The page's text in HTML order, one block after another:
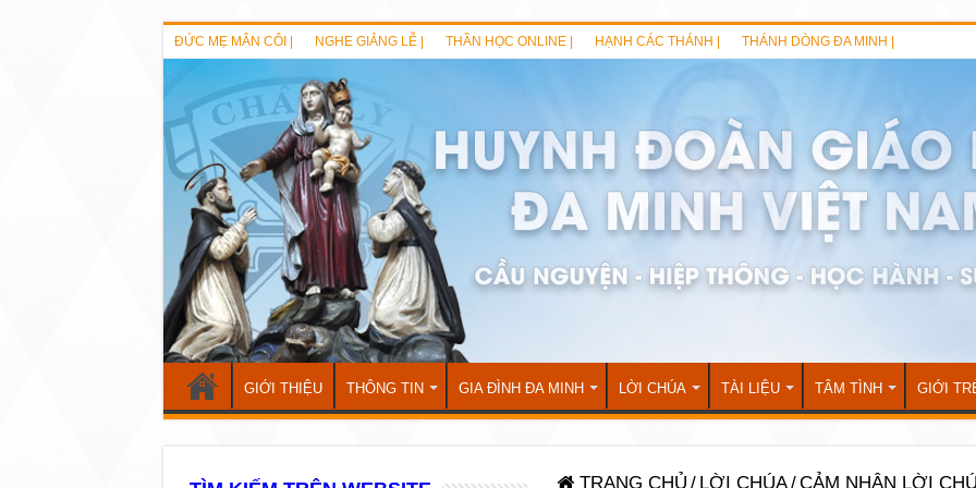
ĐỨC MẸ MÂN CÔI | NGHE GIẢNG LỄ | THẦN HỌC ONLINE | HẠNH CÁC THÁNH | THÁNH DÒNG ĐA MINH |
GIỚI THIỆU THÔNG TIN GIA ĐÌNH ĐA MINH LỜI CHÚA TÀI LIỆU TÂM TÌNH GIỚI
TRANG CHỦ / LỜI CHÚA/CẢM NHẬN LỜI